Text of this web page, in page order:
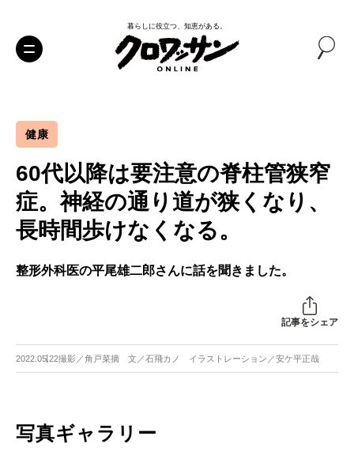
暮らしに役立つ、知恵がある。
健康
60代以降は要注意の脊柱管狭窄
症。神経の通り道が狭くなり、
長時間歩けなくなる。
整形外科医の平尾雄二郎さんに話を聞きました。
記事をシェア
2022.05.22撮影／角戸菜摘 文／石飛カノ イラストレーション／安ケ平正哉
写真ギャラリー